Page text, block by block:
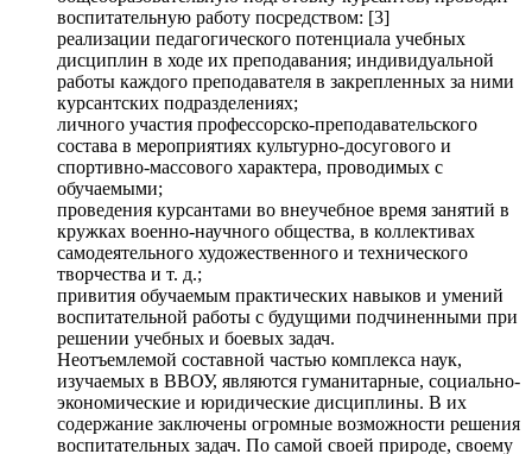
воспитательную работу посредством: [3]
реализации педагогического потенциала учебных
дисциплин в ходе их преподавания; индивидуальной
работы каждого преподавателя в закрепленных за ними
курсантских подразделениях;
личного участия профессорско-преподавательского
состава в мероприятиях культурно-досугового и
спортивно-массового характера, проводимых с
обучаемыми;
проведения курсантами во внеучебное время занятий в
кружках военно-научного общества, в коллективах
самодеятельного художественного и технического
творчества и т. д.;
привития обучаемым практических навыков и умений
воспитательной работы с будущими подчиненными при
решении учебных и боевых задач.
Неотъемлемой составной частью комплекса наук,
изучаемых в ВВОУ, являются гуманитарные, социально-
экономические и юридические дисциплины. В их
содержание заключены огромные возможности решения
воспитательных задач. По самой своей природе, своему